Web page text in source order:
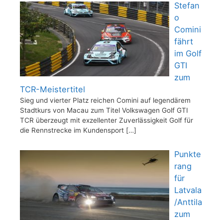
Stefan
o
Comini
fährt
im Golf
GTI
zum
TCR-Meistertitel
Sieg und vierter Platz reichen Comini auf legendärem
Stadtkurs von Macau zum Titel Volkswagen Golf GTI
TCR überzeugt mit exzellenter Zuverlässigkeit Golf für
die Rennstrecke im Kundensport […]
Punkte
rang
für
Latvala
/Anttila
zum